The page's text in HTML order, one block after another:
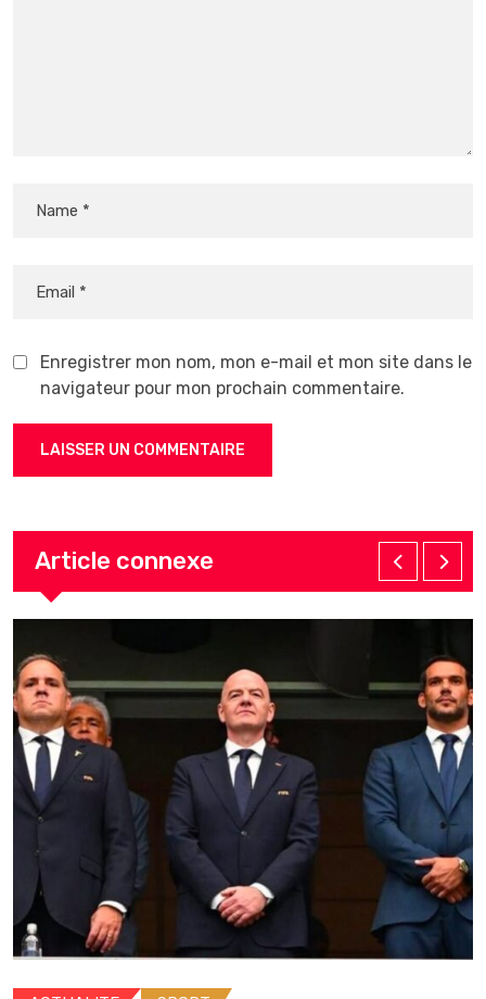
Enregistrer mon nom, mon e-mail et mon site dans le
navigateur pour mon prochain commentaire.
Article connexe